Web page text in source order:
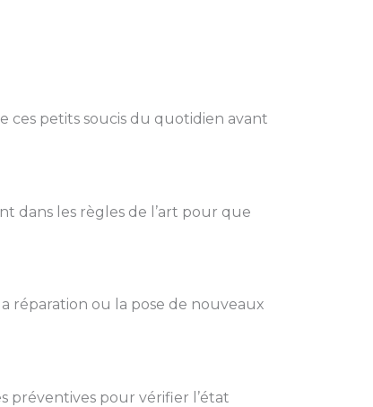
ces petits soucis du quotidien avant
dans les règles de l’art pour que
réparation ou la pose de nouveaux
préventives pour vérifier l’état